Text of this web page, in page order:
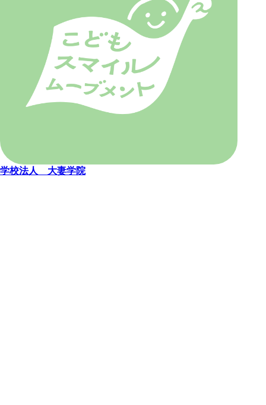
学校法人 大妻学院